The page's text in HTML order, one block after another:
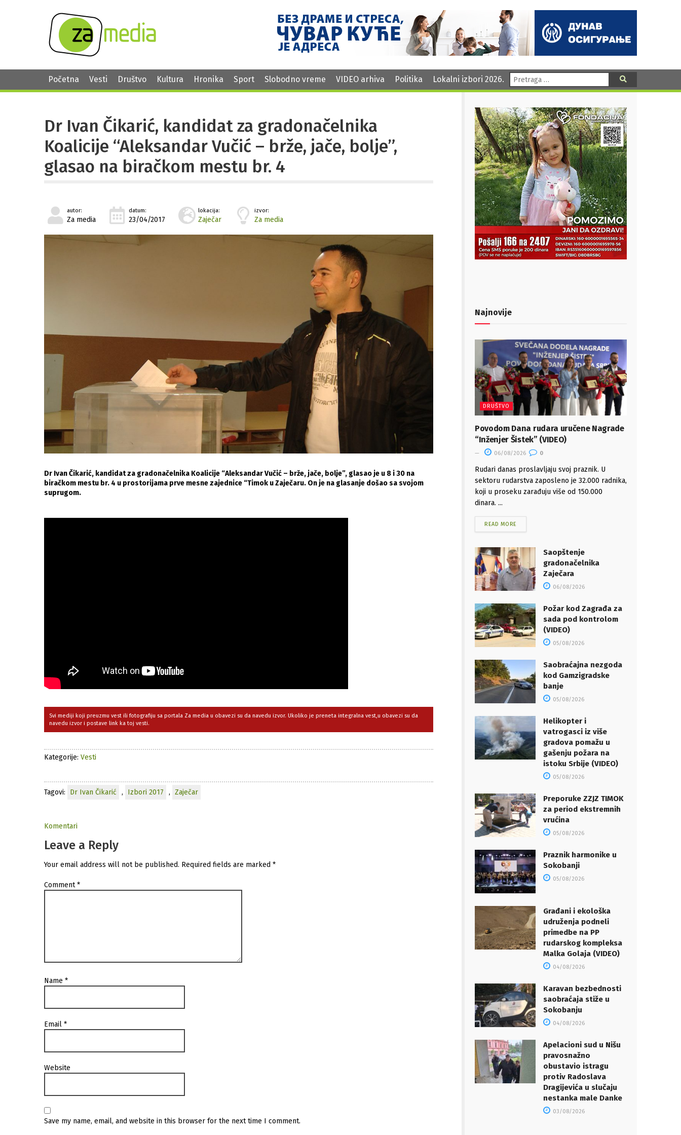
Početna Vesti Društvo Kultura Hronika Sport Slobodno vreme VIDEO arhiva Politika Lokalni izbori 2026. Pretraga:
Dr Ivan Čikarić, kandidat za gradonačelnika
Koalicije “Aleksandar Vučić – brže, jače, bolje”,
glasao na biračkom mestu br. 4
autor:
Za media
datum:
23/04/2017
lokacija:
Zaječar
izvor:
Za media
Dr Ivan Čikarić, kandidat za gradonačelnika Koalicije “Aleksandar Vučić – brže, jače, bolje”, glasao je u 8 i 30 na
biračkom mestu br. 4 u prostorijama prve mesne zajednice “Timok u Zaječaru. On je na glasanje došao sa svojom
suprugom.
Svi mediji koji preuzmu vest ili fotografiju sa portala Za media u obavezi su da navedu izvor. Ukoliko je preneta integralna vest,u obavezi su da
navedu izvor i postave link ka toj vesti.
Kategorije: Vesti
Tagovi: Dr Ivan Čikarić , Izbori 2017 , Zaječar
Komentari
Leave a Reply
Your email address will not be published. Required fields are marked *
Comment*
Name *
Email *
Website
Save my name, email, and website in this browser for the next time I comment.
Najnovije
DRUŠTVO
Povodom Dana rudara uručene Nagrade
“Inženjer Šistek” (VIDEO)
06/08/2026 0
Rudari danas proslavljaju svoj praznik. U
sektoru rudarstva zaposleno je 32.000 radnika,
koji u proseku zarađuju više od 150.000
dinara. ...
READ MORE
Saopštenje
gradonačelnika
Zaječara
06/08/2026
Požar kod Zagrađa za
sada pod kontrolom
(VIDEO)
05/08/2026
Saobraćajna nezgoda
kod Gamzigradske
banje
05/08/2026
Helikopter i
vatrogasci iz više
gradova pomažu u
gašenju požara na
istoku Srbije (VIDEO)
05/08/2026
Preporuke ZZJZ TIMOK
za period ekstremnih
vrućina
05/08/2026
Praznik harmonike u
Sokobanji
05/08/2026
Građani i ekološka
udruženja podneli
primedbe na PP
rudarskog kompleksa
Malka Golaja (VIDEO)
04/08/2026
Karavan bezbednosti
saobraćaja stiže u
Sokobanju
04/08/2026
Apelacioni sud u Nišu
pravosnažno
obustavio istragu
protiv Radoslava
Dragijevića u slučaju
nestanka male Danke
03/08/2026